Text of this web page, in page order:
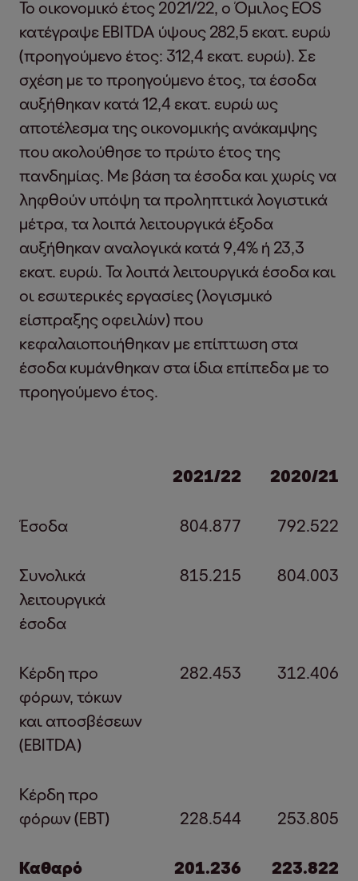
Το οικονομικό έτος 2021/22, ο Όμιλος EOS
κατέγραψε EBITDA ύψους 282,5 εκατ. ευρώ
(προηγούμενο έτος: 312,4 εκατ. ευρώ). Σε
σχέση με το προηγούμενο έτος, τα έσοδα
αυξήθηκαν κατά 12,4 εκατ. ευρώ ως
αποτέλεσμα της οικονομικής ανάκαμψης
που ακολούθησε το πρώτο έτος της
πανδημίας. Με βάση τα έσοδα και χωρίς να
ληφθούν υπόψη τα προληπτικά λογιστικά
μέτρα, τα λοιπά λειτουργικά έξοδα
αυξήθηκαν αναλογικά κατά 9,4% ή 23,3
εκατ. ευρώ. Τα λοιπά λειτουργικά έσοδα και
οι εσωτερικές εργασίες (λογισμικό
είσπραξης οφειλών) που
κεφαλαιοποιήθηκαν με επίπτωση στα
έσοδα κυμάνθηκαν στα ίδια επίπεδα με το
προηγούμενο έτος.
2021/22 2020/21
Έσοδα 804.877 792.522
Συνολικά
λειτουργικά
έσοδα
815.215 804.003
Κέρδη προ
φόρων, τόκων
και αποσβέσεων
(EBITDA)
282.453 312.406
Κέρδη προ
φόρων (EBT)
228.544 253.805
Καθαρό
201.236 223.822